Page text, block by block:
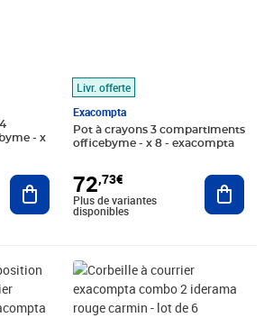
- x
Ajouter au panier
Livr. offerte
Exacompta
Pot à crayons 3 compartiments
officebyme - x 8 - exacompta
72,73€
Plus de variantes
disponibles
Prix 16,37€